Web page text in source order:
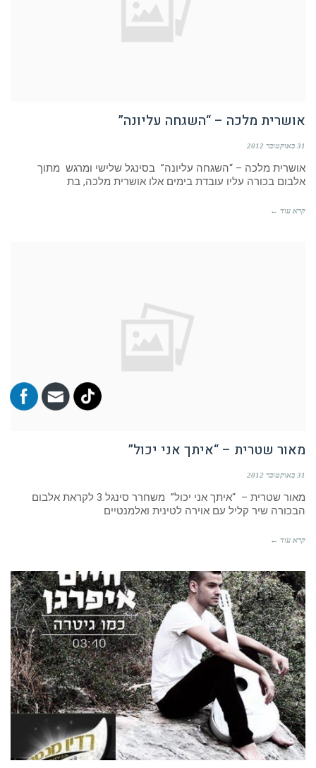
אושרית מלכה – “השגחה עליונה”
31 באוקטובר 2012
אושרית מלכה – “השגחה עליונה” בסינגל שלישי ומרגש מתוך
אלבום בכורה עליו עובדת בימים אלו אושרית מלכה, בת
קרא עוד ←
מאור שטרית – “איתך אני יכול”
31 באוקטובר 2012
מאור שטרית – “איתך אני יכול” משחרר סינגל 3 לקראת אלבום
הבכורה שיר קליל עם אוירה לטינית ואלמנטיים
קרא עוד ←